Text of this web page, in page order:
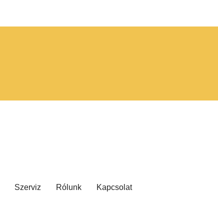
Szerviz Rólunk Kapcsolat